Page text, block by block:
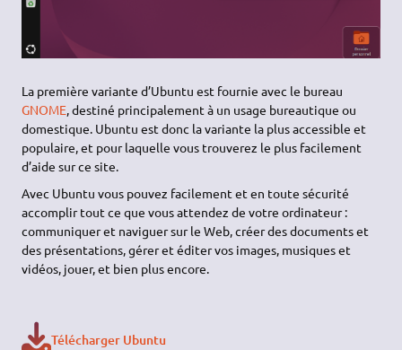
La première variante d’Ubuntu est fournie avec le bureau
GNOME, destiné principalement à un usage bureautique ou
domestique. Ubuntu est donc la variante la plus accessible et
populaire, et pour laquelle vous trouverez le plus facilement
d’aide sur ce site.
Avec Ubuntu vous pouvez facilement et en toute sécurité
accomplir tout ce que vous attendez de votre ordinateur :
communiquer et naviguer sur le Web, créer des documents et
des présentations, gérer et éditer vos images, musiques et
vidéos, jouer, et bien plus encore.
Télécharger Ubuntu